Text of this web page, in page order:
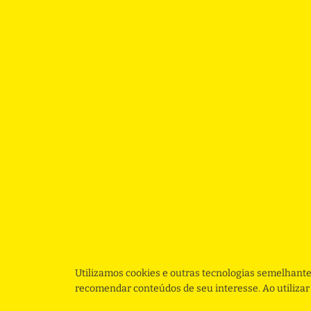
Utilizamos cookies e outras tecnologias
recomendar conteúdos de seu interesse. Ao